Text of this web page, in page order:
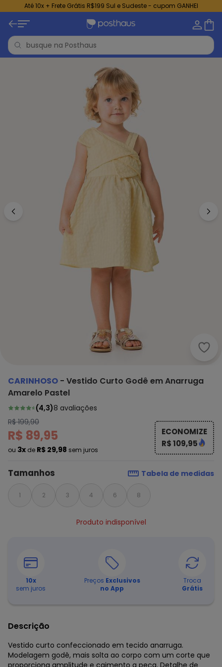
Até 10x + Frete Grátis R$199 Sul e Sudeste - cupom GANHEI
CARINHOSO - Vestido Curto Godê em Anarruga
Amarelo Pastel
(4,3)8 avaliações
R$ 199,90
R$ 89,95
ou 3x de R$ 29,98 sem juros
ECONOMIZE
R$ 109,95
Tamanhos Tabela de medidas
1 2 3 4 6 8
Produto indisponível
10x
sem juros
Preços Exclusivos
no App
Troca
Grátis
Descrição
Vestido curto confeccionado em tecido anarruga.
Modelagem godê, mais solta ao corpo com um corte que